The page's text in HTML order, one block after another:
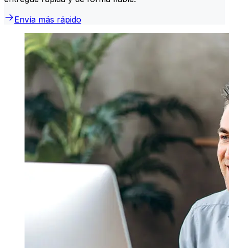
Envía más rápido